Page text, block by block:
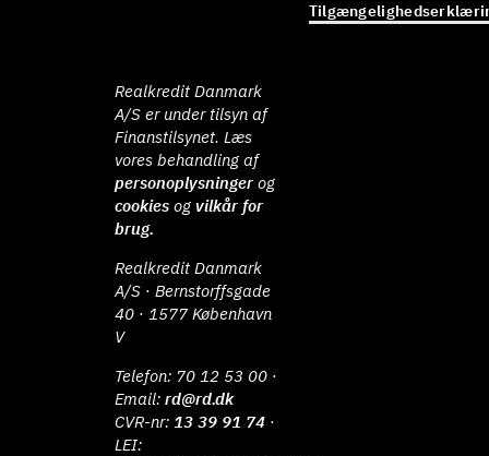
Realkredit Danmark
A/S er under tilsyn af
Finanstilsynet. Læs
vores behandling af
personoplysninger og
cookies ogvilkår for
brug.
Realkredit Danmark
A/S · Bernstorffsgade
40 · 1577 København
V
Telefon: 70 12 53 00 ·
Email:rd@rd.dk
CVR-nr: 13 39 91 74 ·
LEI: